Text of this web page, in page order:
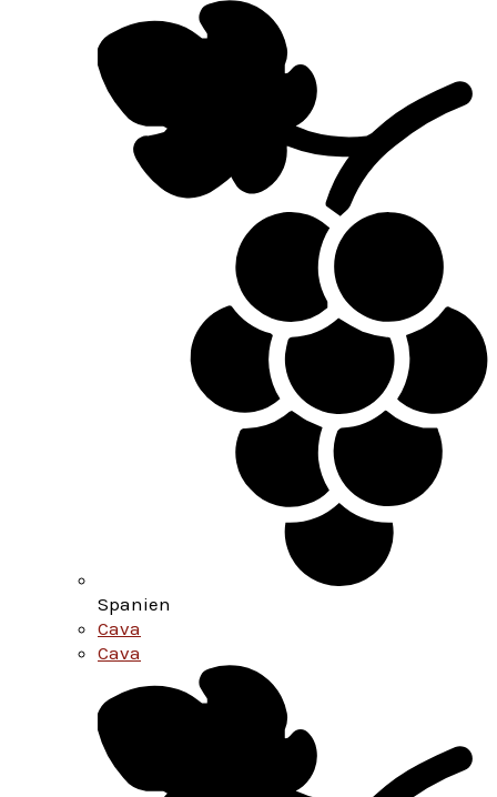
Spanien
Cava
Cava